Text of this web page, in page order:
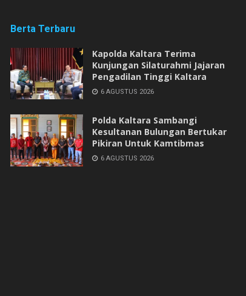
Berta Terbaru
Kapolda Kaltara Terima
Kunjungan Silaturahmi Jajaran
Pengadilan Tinggi Kaltara
6 AGUSTUS 2026
Polda Kaltara Sambangi
Kesultanan Bulungan Bertukar
Pikiran Untuk Kamtibmas
6 AGUSTUS 2026